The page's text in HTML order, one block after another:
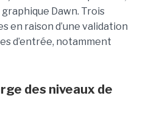
Dawn. Trois
en raison d’une validation
d’entrée, notamment
des niveaux de